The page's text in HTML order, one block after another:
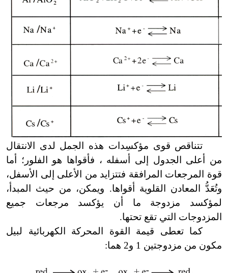
تتناقص قوى مؤكسِدات هذه الجمل لدى الانتقال
من أعلى الجدول إلى أسفله ، فأقواها هو الفلور؛ أما
قوة المرجعات المرافقة فتتزايد من الأعلى إلى الأسفل،
وتُعَدُّ المعادن القلوية أقواها. ويمكن، من حيث المبدأ،
لمؤكسد مزدوجة ما أن يؤكسد مرجعات جميع
المزدوجات التي تقع تحتها.
كما تعطى قيمة القوة المحركة الكهربائية لبيل
مكون من مزدوجتين 1 و2 هما: